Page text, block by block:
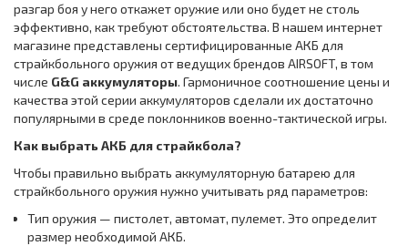
разгар боя у него откажет оружие или оно будет не столь
эффективно, как требуют обстоятельства. В нашем интернет
магазине представлены сертифицированные АКБ для
страйкбольного оружия от ведущих брендов AIRSOFT, в том
числе G&G аккумуляторы. Гармоничное соотношение цены и
качества этой серии аккумуляторов сделали их достаточно
популярными в среде поклонников военно-тактической игры.
Как выбрать АКБ для страйкбола?
Чтобы правильно выбрать аккумуляторную батарею для
страйкбольного оружия нужно учитывать ряд параметров:
Тип оружия — пистолет, автомат, пулемет. Это определит
размер необходимой АКБ.